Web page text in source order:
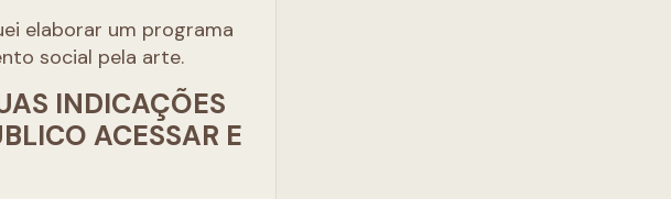
elaborar um programa
social pela arte.
INDICAÇÕES
ACESSAR E